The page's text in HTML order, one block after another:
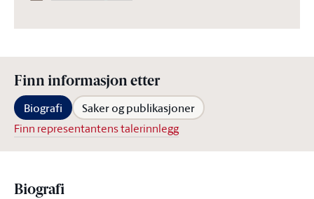
Finn informasjon etter
Biografi Saker og publikasjoner
Finn representantens talerinnlegg
Biografi